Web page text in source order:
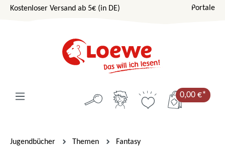
Zum Hauptinhalt springen
Kostenloser Versand ab 5€ (in DE) Portale
0,00 €*
Jugendbücher Themen Fantasy